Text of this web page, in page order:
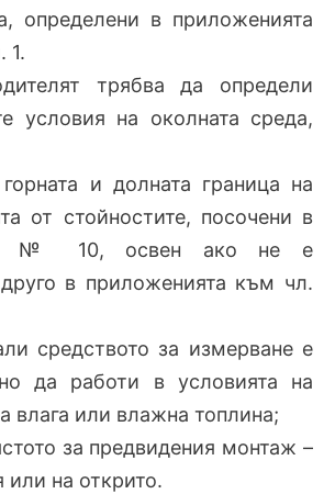
определени в приложенията
1.
трябва да определи
условия на околната среда,
и долната граница на
от стойностите, посочени в
№ 10, освен ако не е
в приложенията към чл.
средството за измерване е
да работи в условията на
влага или влажна топлина;
за предвидения монтаж –
на открито.